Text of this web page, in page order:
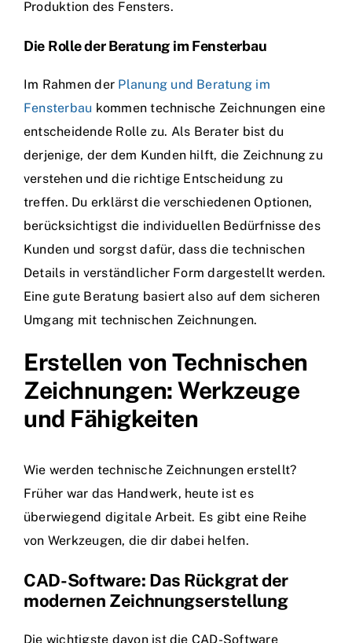
Produktion des Fensters.
Die Rolle der Beratung im Fensterbau
Im Rahmen der Planung und Beratung im
Fensterbau kommen technische Zeichnungen eine
entscheidende Rolle zu. Als Berater bist du
derjenige, der dem Kunden hilft, die Zeichnung zu
verstehen und die richtige Entscheidung zu
treffen. Du erklärst die verschiedenen Optionen,
berücksichtigst die individuellen Bedürfnisse des
Kunden und sorgst dafür, dass die technischen
Details in verständlicher Form dargestellt werden.
Eine gute Beratung basiert also auf dem sicheren
Umgang mit technischen Zeichnungen.
Erstellen von Technischen
Zeichnungen: Werkzeuge
und Fähigkeiten
Wie werden technische Zeichnungen erstellt?
Früher war das Handwerk, heute ist es
überwiegend digitale Arbeit. Es gibt eine Reihe
von Werkzeugen, die dir dabei helfen.
CAD-Software: Das Rückgrat der
modernen Zeichnungserstellung
Die wichtigste davon ist die CAD-Software